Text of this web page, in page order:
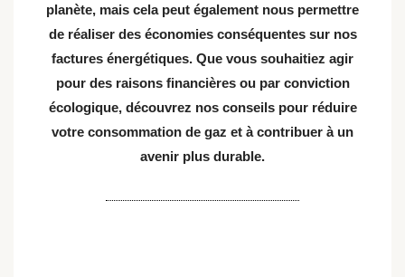
planète, mais cela peut également nous permettre
de réaliser des économies conséquentes sur nos
factures énergétiques. Que vous souhaitiez agir
pour des raisons financières ou par conviction
écologique, découvrez nos conseils pour réduire
votre consommation de gaz et à contribuer à un
avenir plus durable.